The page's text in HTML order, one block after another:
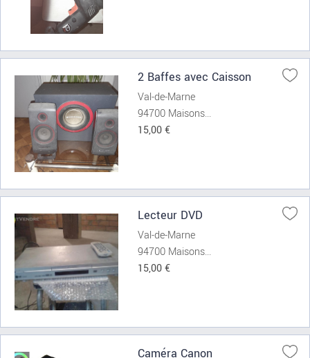
2 Baffes avec Caisson
Val-de-Marne
94700 Maisons...
15,00 €
Lecteur DVD
Val-de-Marne
94700 Maisons...
15,00 €
Caméra Canon